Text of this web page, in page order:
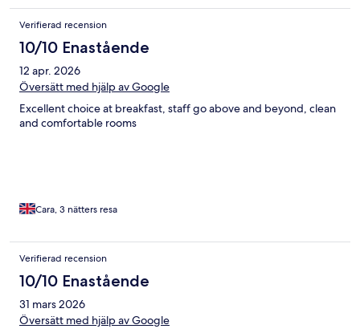
Verifierad recension
10/10 Enastående
12 apr. 2026
Översätt med hjälp av Google
Excellent choice at breakfast, staff go above and beyond, clean
and comfortable rooms
Cara, 3 nätters resa
Verifierad recension
10/10 Enastående
31 mars 2026
Översätt med hjälp av Google